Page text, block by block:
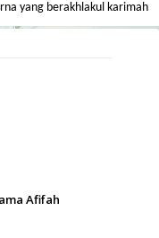
yang berakhlakul karimah,
Afifah